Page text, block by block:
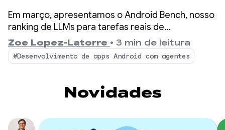
Em março, apresentamos o Android Bench, nosso
ranking de LLMs para tarefas reais de
desenvolvimento no Android. Desde então,
aprimoramos o benchmark com base no seu
feedback, incluindo a avaliação de modelos de
eficiência ao ranking.
Zoe Lopez-Latorre • 3 min de leitura
#Desenvolvimento de apps Android com agentes
Novidades